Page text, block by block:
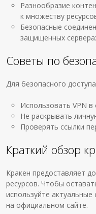
Разнообразие
к множеству
Безопасные
защищенных
Советы по
Для безопасного
Использовать VPN
Не раскрывать
Проверять ссылки
Краткий обзор
Кракен предоставляет
ресурсов. Чтобы
используйте
на официальном сайте.